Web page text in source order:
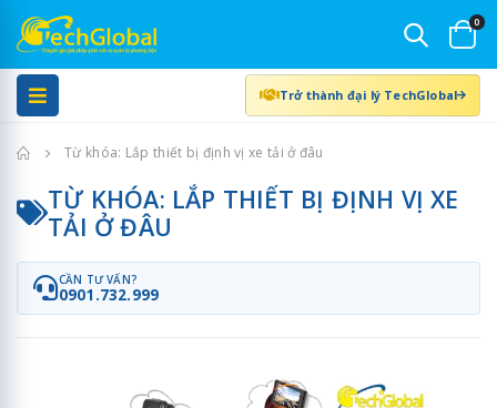
0
Trở thành đại lý TechGlobal
Trang chủTừ khóa: Lắp thiết bị định vị xe tải ở đâu
TỪ KHÓA: LẮP THIẾT BỊ ĐỊNH VỊ XE
TẢI Ở ĐÂU
CẦN TƯ VẤN?
0901.732.999